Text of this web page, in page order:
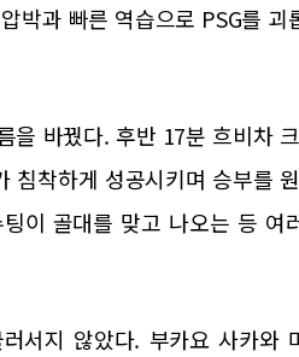
박과 빠른 역습으로 PSG를
을 바꿨다. 후반 17분 흐비차
침착하게 성공시키며 승부를
이 골대를 맞고 나오는 등
서지 않았다. 부카요 사카와